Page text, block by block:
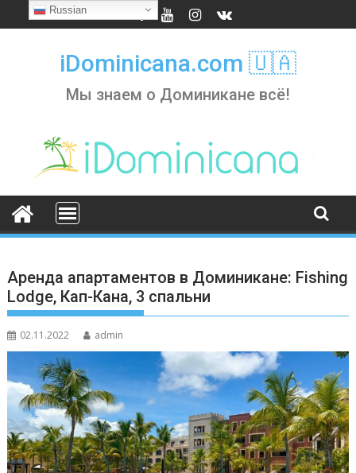
to
iDominicana.com 🇺🇦
Мы знаем о Доминикане всё!
Аренда апартаментов в Доминикане: Fishing
Lodge, Кап-Кана, 3 спальни
02.11.2022 admin
Russian